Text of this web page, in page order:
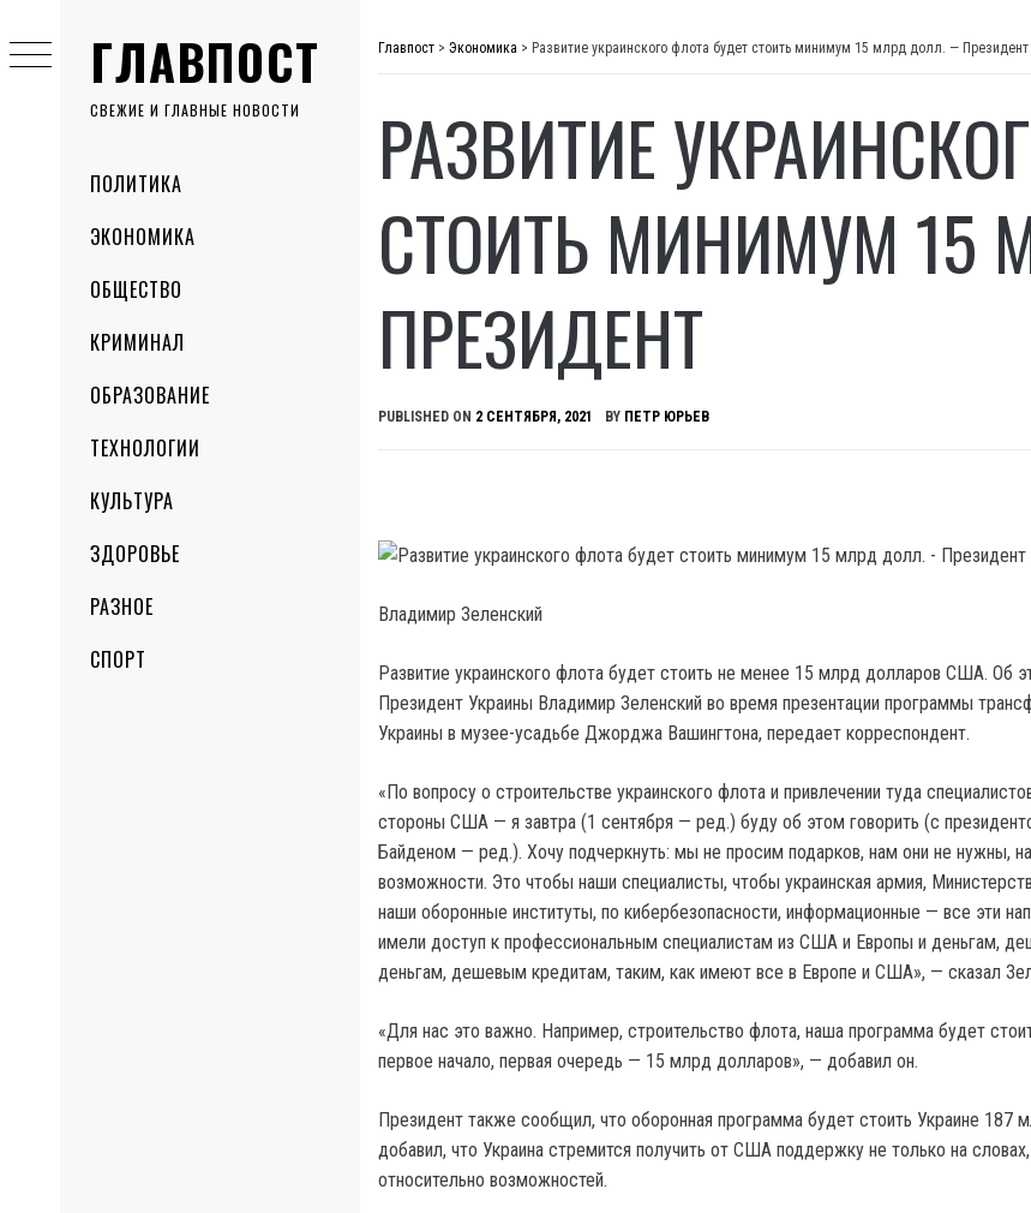
ГЛАВПОСТ
СВЕЖИЕ И ГЛАВНЫЕ НОВОСТИ
MenuПОЛИТИКА
ЭКОНОМИКА
ОБЩЕСТВО
КРИМИНАЛ
ОБРАЗОВАНИЕ
ТЕХНОЛОГИИ
КУЛЬТУРА
ЗДОРОВЬЕ
РАЗНОЕ
СПОРТ
to
content
Главпост > Экономика > Развитие украинского флота будет стоить минимум 15 млрд долл. — Президент
РАЗВИТИЕ
СТОИТЬ МИНИМУМ
ПРЕЗИДЕНТ
PUBLISHED ON 2 СЕНТЯБРЯ, 2021 BY ПЕТР ЮРЬЕВ
Владимир Зеленский
Развитие украинского флота будет стоить не менее 15 млрд долларов США. Об
Президент Украины Владимир Зеленский во время презентации программы
Украины в музее-усадьбе Джорджа Вашингтона, передает корреспондент.
«По вопросу о строительстве украинского флота и привлечении туда
стороны США — я завтра (1 сентября — ред.) буду об этом говорить (с
Байденом — ред.). Хочу подчеркнуть: мы не просим подарков, нам они не нужны,
возможности. Это чтобы наши специалисты, чтобы украинская армия,
наши оборонные институты, по кибербезопасности, информационные — все эти
имели доступ к профессиональным специалистам из США и Европы и деньгам,
деньгам, дешевым кредитам, таким, как имеют все в Европе и США», — сказал
«Для нас это важно. Например, строительство флота, наша программа будет
первое начало, первая очередь — 15 млрд долларов», — добавил он.
Президент также сообщил, что оборонная программа будет стоить Украине 187
добавил, что Украина стремится получить от США поддержку не только на
относительно возможностей.